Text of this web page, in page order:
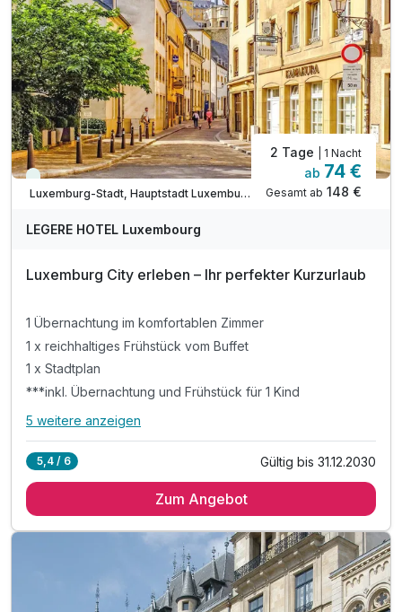
inkl. Übernachtung & Frühstück für 1 Kind
Immer verfügbar
Luxemburg-Stadt, Hauptstadt Luxemburg
2 Tage | 1 Nacht
ab 74 €
Gesamt ab 148 €
LEGERE HOTEL Luxembourg
Luxemburg City erleben – Ihr perfekter Kurzurlaub
1 Übernachtung im komfortablen Zimmer
1 x reichhaltiges Frühstück vom Buffet
1 x Stadtplan
***inkl. Übernachtung und Frühstück für 1 Kind
Alle Inklusivleistungen
1 x reichhaltiges Frühstück vom Buffet
***inkl. Übernachtung und Frühstück für 1 Kind
inkl. Nutzung aller öffentlichen Verkehrsmittel
inkl. Voucher im Hotelshop
5 weitere anzeigen
5,4 / 6 Gültig bis 31.12.2030
Zum Angebot